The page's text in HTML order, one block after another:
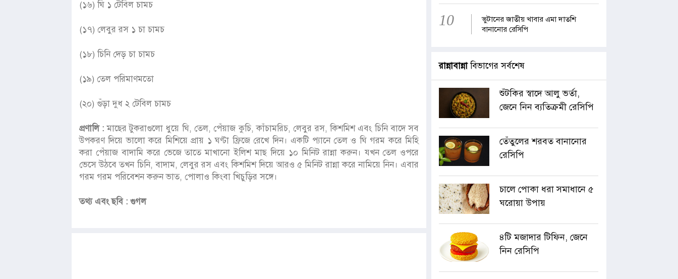
(১৬) ঘি ১ টেবিল চামচ
(১৭) লেবুর রস ১ চা চামচ
(১৮) চিনি দেড় চা চামচ
(১৯) তেল পরিমাণমতো
(২০) গুঁড়া দুধ ২ টেবিল চামচ
প্রণালি : মাছের টুকরাগুলো ধুয়ে ঘি, তেল, পেঁয়াজ কুচি, কাঁচামরিচ, লেবুর রস, কিশমিশ এবং চিনি বাদে সব
উপকরণ দিয়ে ভালো করে মিশিয়ে প্রায় ১ ঘণ্টা ফ্রিজে রেখে দিন। একটি প্যানে তেল ও ঘি গরম করে মিহি
করা পেঁয়াজ বাদামি করে ভেজে তাতে মাখানো ইলিশ মাছ দিয়ে ১০ মিনিট রান্না করুন। যখন তেল ওপরে
ভেসে উঠবে তখন চিনি, বাদাম, লেবুর রস এবং কিশমিশ দিয়ে আরও ৫ মিনিট রান্না করে নামিয়ে নিন। এবার
গরম গরম পরিবেশন করুন ভাত, পোলাও কিংবা খিচুড়ির সঙ্গে।
তথ্য এবং ছবি : গুগল
10
ভুটানের জাতীয় খাবার এমা দাতশি
বানানোর রেসিপি
রান্নাবান্নাবিভাগের সর্বশেষ
শুঁটকির স্বাদে আলু ভর্তা,
জেনে নিন ব্যতিক্রমী রেসিপি
তেঁতুলের শরবত বানানোর
রেসিপি
চালে পোকা ধরা সমাধানে ৫
ঘরোয়া উপায়
৪টি মজাদার টিফিন, জেনে
নিন রেসিপি